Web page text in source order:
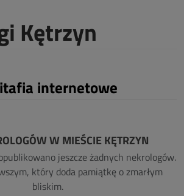
Kętrzyn
internetowe
W MIEŚCIE KĘTRZYN
jeszcze żadnych nekrologów.
który doda pamiątkę o zmarłym
bliskim.